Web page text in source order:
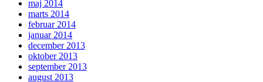
maj 2014
marts 2014
februar 2014
januar 2014
december 2013
oktober 2013
september 2013
august 2013